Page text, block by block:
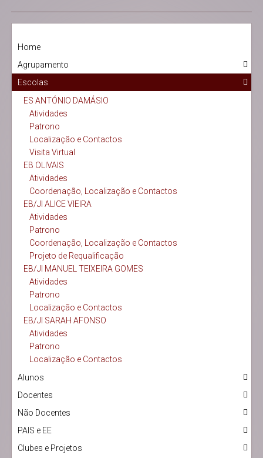
Home
Agrupamento
Escolas
ES ANTÓNIO DAMÁSIO
Atividades
Patrono
Localização e Contactos
Visita Virtual
EB OLIVAIS
Atividades
Coordenação, Localização e Contactos
EB/JI ALICE VIEIRA
Atividades
Patrono
Coordenação, Localização e Contactos
Projeto de Requalificação
EB/JI MANUEL TEIXEIRA GOMES
Atividades
Patrono
Localização e Contactos
EB/JI SARAH AFONSO
Atividades
Patrono
Localização e Contactos
Alunos
Docentes
Não Docentes
PAIS e EE
Clubes e Projetos